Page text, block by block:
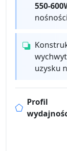
550-
uzysku
Profil